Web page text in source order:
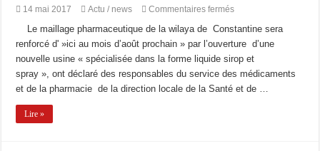
14 mai 2017 Actu / news Commentaires ferméssur
Production
médicament
:
Ouverture
Août
prochain
Le maillage pharmaceutique de la wilaya de Constantine sera
renforcé d' »ici au mois d’août prochain » par l’ouverture d’une
nouvelle usine « spécialisée dans la forme liquide sirop et
spray », ont déclaré des responsables du service des médicaments
et de la pharmacie de la direction locale de la Santé et de …
Lire »